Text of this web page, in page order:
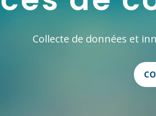
Collecte de données et